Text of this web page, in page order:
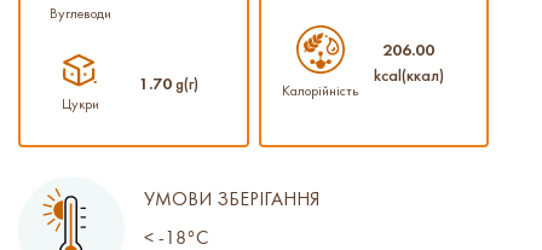
Вуглеводи
Цукри
1.70 g(г) Калорійність
206.00
kcal(ккал)
УМОВИ ЗБЕРІГАННЯ
< -18°C